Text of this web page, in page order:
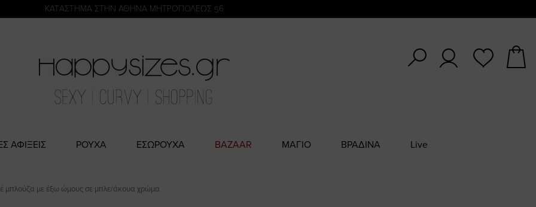
KATΑΣΤΗΜΑ ΣΤΗΝ ΑΘΗΝΑ ΜΗΤΡΟΠΟΛΕΩΣ 56
ΑΦΙΞΕΙΣ ΡΟΥΧΑ ΕΣΩΡΟΥΧΑ BAZAAR ΜΑΓΙΟ ΒΡΑΔΙΝΑ Live
μπλούζα με έξω ώμους σε μπλε/άκουα χρώμα